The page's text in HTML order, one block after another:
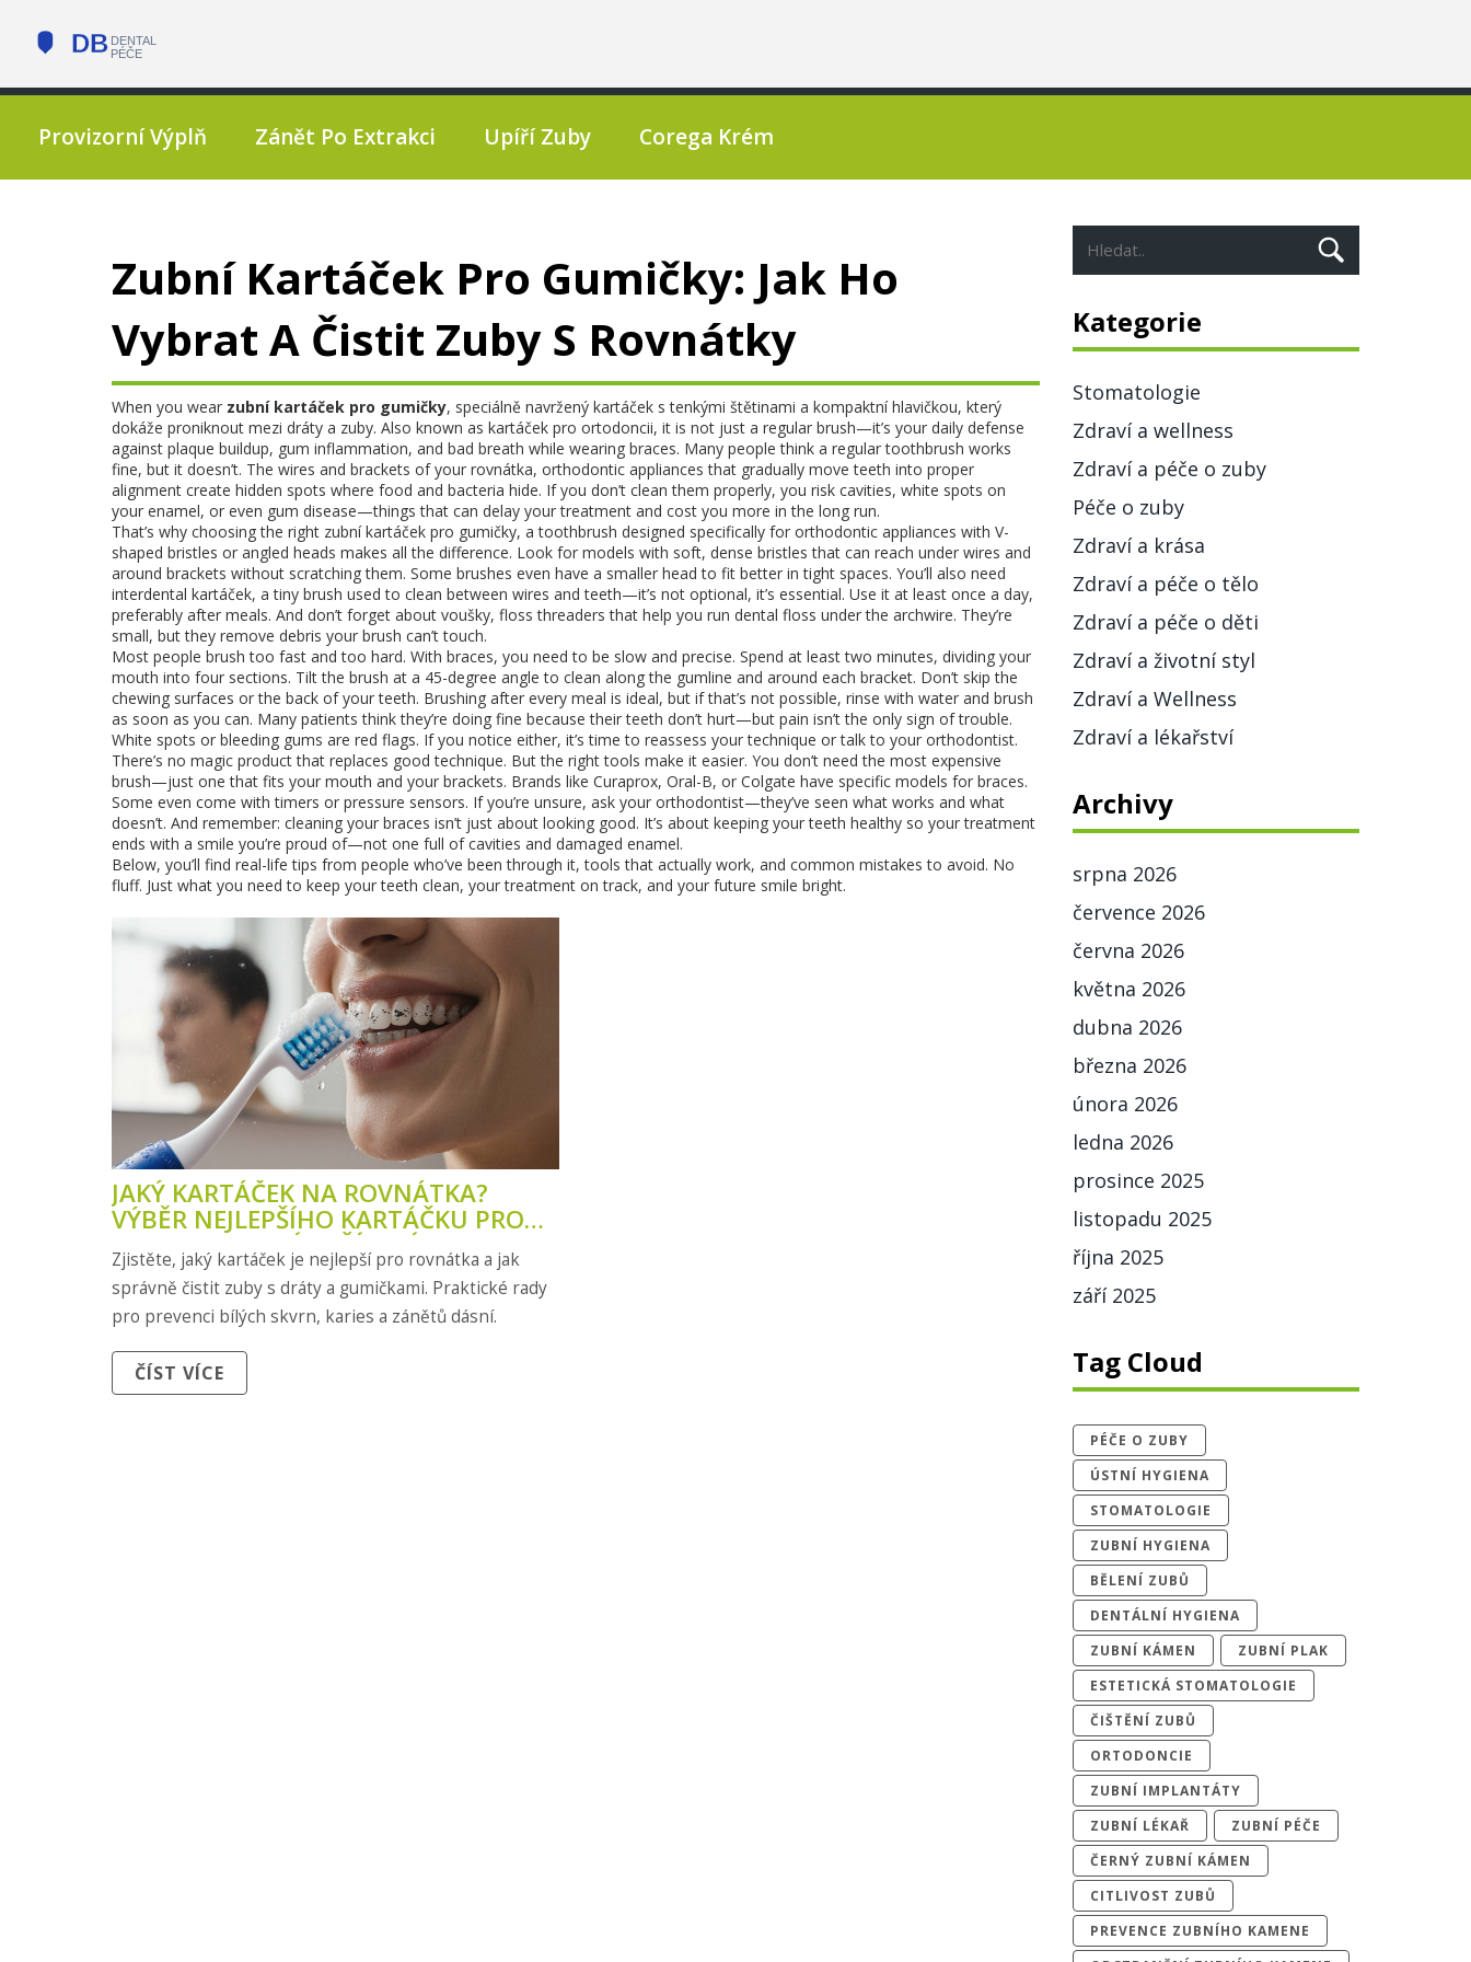
Provizorní Výplň Zánět Po Extrakci Upíří Zuby Corega Krém
Zubní Kartáček Pro Gumičky: Jak Ho
Vybrat A Čistit Zuby S Rovnátky
When you wear zubní kartáček pro gumičky, speciálně navržený kartáček s tenkými štětinami a kompaktní hlavičkou, který
dokáže proniknout mezi dráty a zuby. Also known as kartáček pro ortodoncii, it is not just a regular brush—it’s your daily defense
against plaque buildup, gum inflammation, and bad breath while wearing braces. Many people think a regular toothbrush works
fine, but it doesn’t. The wires and brackets of your rovnátka, orthodontic appliances that gradually move teeth into proper
alignment create hidden spots where food and bacteria hide. If you don’t clean them properly, you risk cavities, white spots on
your enamel, or even gum disease—things that can delay your treatment and cost you more in the long run.
That’s why choosing the right zubní kartáček pro gumičky, a toothbrush designed specifically for orthodontic appliances with V-
shaped bristles or angled heads makes all the difference. Look for models with soft, dense bristles that can reach under wires and
around brackets without scratching them. Some brushes even have a smaller head to fit better in tight spaces. You’ll also need
interdental kartáček, a tiny brush used to clean between wires and teeth—it’s not optional, it’s essential. Use it at least once a day,
preferably after meals. And don’t forget about voušky, floss threaders that help you run dental floss under the archwire. They’re
small, but they remove debris your brush can’t touch.
Most people brush too fast and too hard. With braces, you need to be slow and precise. Spend at least two minutes, dividing your
mouth into four sections. Tilt the brush at a 45-degree angle to clean along the gumline and around each bracket. Don’t skip the
chewing surfaces or the back of your teeth. Brushing after every meal is ideal, but if that’s not possible, rinse with water and brush
as soon as you can. Many patients think they’re doing fine because their teeth don’t hurt—but pain isn’t the only sign of trouble.
White spots or bleeding gums are red flags. If you notice either, it’s time to reassess your technique or talk to your orthodontist.
There’s no magic product that replaces good technique. But the right tools make it easier. You don’t need the most expensive
brush—just one that fits your mouth and your brackets. Brands like Curaprox, Oral-B, or Colgate have specific models for braces.
Some even come with timers or pressure sensors. If you’re unsure, ask your orthodontist—they’ve seen what works and what
doesn’t. And remember: cleaning your braces isn’t just about looking good. It’s about keeping your teeth healthy so your treatment
ends with a smile you’re proud of—not one full of cavities and damaged enamel.
Below, you’ll find real-life tips from people who’ve been through it, tools that actually work, and common mistakes to avoid. No
fluff. Just what you need to keep your teeth clean, your treatment on track, and your future smile bright.
JAKÝ KARTÁČEK NA ROVNÁTKA?
VÝBĚR NEJLEPŠÍHO KARTÁČKU PRO
ORTODONTICKÉ ZAŘÍZENÍ
Zjistěte, jaký kartáček je nejlepší pro rovnátka a jak
správně čistit zuby s dráty a gumičkami. Praktické rady
pro prevenci bílých skvrn, karies a zánětů dásní.
ČÍST VÍCE
Kategorie
Stomatologie
Zdraví a wellness
Zdraví a péče o zuby
Péče o zuby
Zdraví a krása
Zdraví a péče o tělo
Zdraví a péče o děti
Zdraví a životní styl
Zdraví a Wellness
Zdraví a lékařství
Archivy
srpna 2026
července 2026
června 2026
května 2026
dubna 2026
března 2026
února 2026
ledna 2026
prosince 2025
listopadu 2025
října 2025
září 2025
Tag Cloud
PÉČE O ZUBY
ÚSTNÍ HYGIENA
STOMATOLOGIE
ZUBNÍ HYGIENA
BĚLENÍ ZUBŮ
DENTÁLNÍ HYGIENA
ZUBNÍ KÁMEN
ZUBNÍ PLAK
ESTETICKÁ STOMATOLOGIE
ČIŠTĚNÍ ZUBŮ
ORTODONCIE
ZUBNÍ IMPLANTÁTY
ZUBNÍ LÉKAŘ
ZUBNÍ PÉČE
ČERNÝ ZUBNÍ KÁMEN
CITLIVOST ZUBŮ
PREVENCE ZUBNÍHO KAMENE